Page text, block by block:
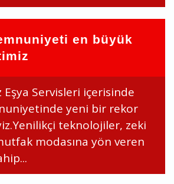
en büyük
Servisleri içerisinde
yeni bir rekor
teknolojiler, zeki
modasına yön veren